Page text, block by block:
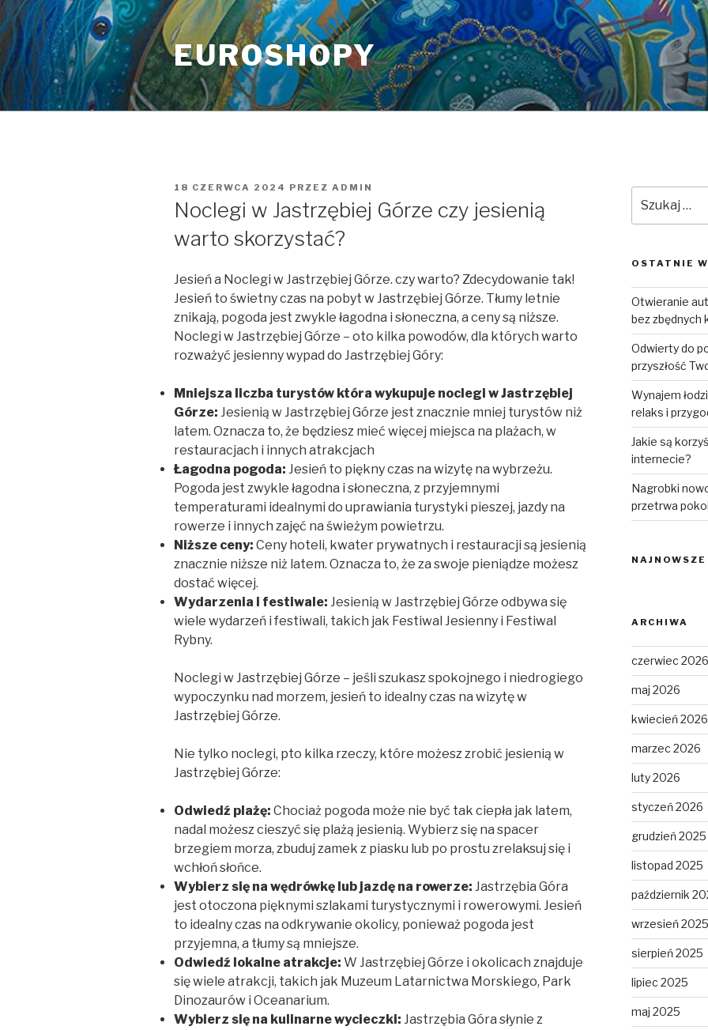
Przeskocz
do
treści
EUROSHOPY
OPUBLIKOWANE
18 CZERWCA 2024 PRZEZ ADMIN
Noclegi w Jastrzębiej Górze czy jesienią
warto skorzystać?
Jesień a Noclegi w Jastrzębiej Górze. czy warto? Zdecydowanie tak!
Jesień to świetny czas na pobyt w Jastrzębiej Górze. Tłumy letnie
znikają, pogoda jest zwykle łagodna i słoneczna, a ceny są niższe.
Noclegi w Jastrzębiej Górze – oto kilka powodów, dla których warto
rozważyć jesienny wypad do Jastrzębiej Góry:
Mniejsza liczba turystów która wykupuje noclegi w Jastrzębiej
Górze: Jesienią w Jastrzębiej Górze jest znacznie mniej turystów niż
latem. Oznacza to, że będziesz mieć więcej miejsca na plażach, w
restauracjach i innych atrakcjach
Łagodna pogoda: Jesień to piękny czas na wizytę na wybrzeżu.
Pogoda jest zwykle łagodna i słoneczna, z przyjemnymi
temperaturami idealnymi do uprawiania turystyki pieszej, jazdy na
rowerze i innych zajęć na świeżym powietrzu.
Niższe ceny: Ceny hoteli, kwater prywatnych i restauracji są jesienią
znacznie niższe niż latem. Oznacza to, że za swoje pieniądze możesz
dostać więcej.
Wydarzenia i festiwale: Jesienią w Jastrzębiej Górze odbywa się
wiele wydarzeń i festiwali, takich jak Festiwal Jesienny i Festiwal
Rybny.
Noclegi w Jastrzębiej Górze – jeśli szukasz spokojnego i niedrogiego
wypoczynku nad morzem, jesień to idealny czas na wizytę w
Jastrzębiej Górze.
Nie tylko noclegi, pto kilka rzeczy, które możesz zrobić jesienią w
Jastrzębiej Górze:
Odwiedź plażę: Chociaż pogoda może nie być tak ciepła jak latem,
nadal możesz cieszyć się plażą jesienią. Wybierz się na spacer
brzegiem morza, zbuduj zamek z piasku lub po prostu zrelaksuj się i
wchłoń słońce.
Wybierz się na wędrówkę lub jazdę na rowerze: Jastrzębia Góra
jest otoczona pięknymi szlakami turystycznymi i rowerowymi. Jesień
to idealny czas na odkrywanie okolicy, ponieważ pogoda jest
przyjemna, a tłumy są mniejsze.
Odwiedź lokalne atrakcje: W Jastrzębiej Górze i okolicach znajduje
się wiele atrakcji, takich jak Muzeum Latarnictwa Morskiego, Park
Dinozaurów i Oceanarium.
Wybierz się na kulinarne wycieczki: Jastrzębia Góra słynie z
OSTATNIE
Otwieranie
bez
Odwierty do
przyszłość
Wynajem
relaks i
Jakie są
internecie?
Nagrobki
przetrwa
ARCHIWA
czerwiec 2026
maj 2026
kwiecień 2026
marzec 2026
luty 2026
styczeń 2026
grudzień 2025
listopad 2025
październik
wrzesień 2025
sierpień 2025
lipiec 2025
maj 2025